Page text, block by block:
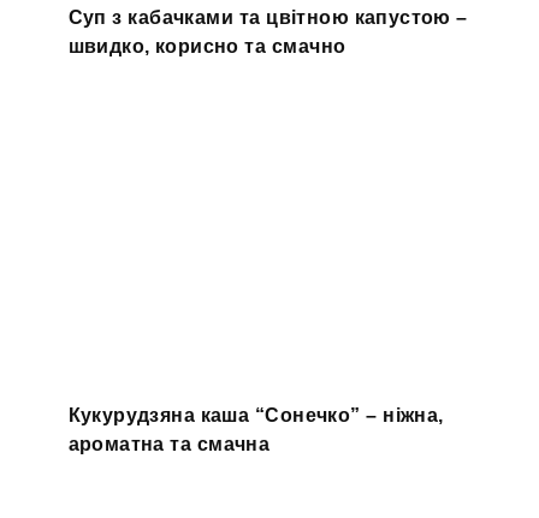
Суп з кабачками та цвітною капустою –
швидко, корисно та смачно
Кукурудзяна каша “Сонечко” – ніжна,
ароматна та смачна